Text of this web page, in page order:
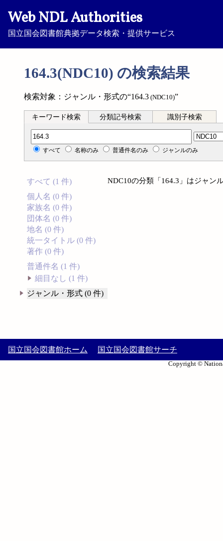
Web NDL Authorities
国立国会図書館典拠データ検索・提供サービス
164.3(NDC10) の検索結果
検索対象：ジャンル・形式の“164.3 (NDC10)”
キーワード検索 分類記号検索 識別子検索
分類記号検索
すべて 名称のみ 普通件名のみ ジャンルのみ
すべて (1 件)
個人名 (0 件)
家族名 (0 件)
団体名 (0 件)
地名 (0 件)
統一タイトル (0 件)
著作 (0 件)
普通件名 (1 件)
細目なし (1 件)
ジャンル・形式 (0 件)
NDC10の分類「164.3」はジャン
国立国会図書館ホーム 国立国会図書館サーチ
Copyright ©